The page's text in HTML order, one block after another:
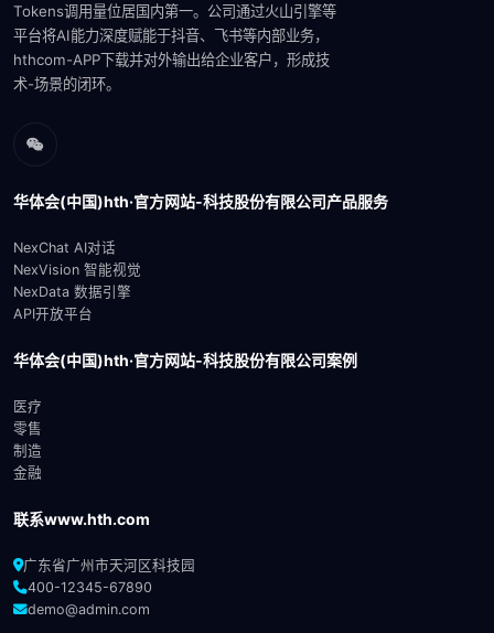
Tokens调用量位居国内第一。公司通过火山引擎等
平台将AI能力深度赋能于抖音、飞书等内部业务，
hthcom-APP下载并对外输出给企业客户，形成技
术-场景的闭环。‌‌
华体会(中国)hth·官方网站-科技股份有限公司产品服务
NexChat AI对话
NexVision 智能视觉
NexData 数据引擎
API开放平台
华体会(中国)hth·官方网站-科技股份有限公司案例
医疗
零售
制造
金融
联系www.hth.com
广东省广州市天河区科技园
400-12345-67890
demo@admin.com